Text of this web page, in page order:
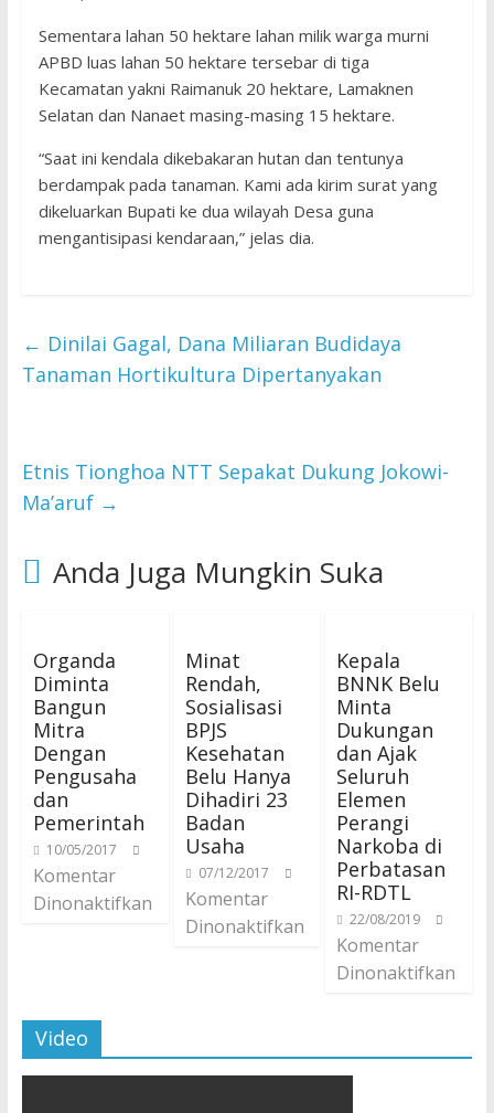
Sementara lahan 50 hektare lahan milik warga murni
APBD luas lahan 50 hektare tersebar di tiga
Kecamatan yakni Raimanuk 20 hektare, Lamaknen
Selatan dan Nanaet masing-masing 15 hektare.
“Saat ini kendala dikebakaran hutan dan tentunya
berdampak pada tanaman. Kami ada kirim surat yang
dikeluarkan Bupati ke dua wilayah Desa guna
mengantisipasi kendaraan,” jelas dia.
← Dinilai Gagal, Dana Miliaran Budidaya
Tanaman Hortikultura Dipertanyakan
Etnis Tionghoa NTT Sepakat Dukung Jokowi-
Ma’aruf →
Anda Juga Mungkin Suka
Organda
Diminta
Bangun
Mitra
Dengan
Pengusaha
dan
Pemerintah
10/05/2017
Komentar
Dinonaktifkan
Minat
Rendah,
Sosialisasi
BPJS
Kesehatan
Belu Hanya
Dihadiri 23
Badan
Usaha
07/12/2017
Komentar
Dinonaktifkan
Kepala
BNNK Belu
Minta
Dukungan
dan Ajak
Seluruh
Elemen
Perangi
Narkoba di
Perbatasan
RI-RDTL
22/08/2019
Komentar
Dinonaktifkan
Video